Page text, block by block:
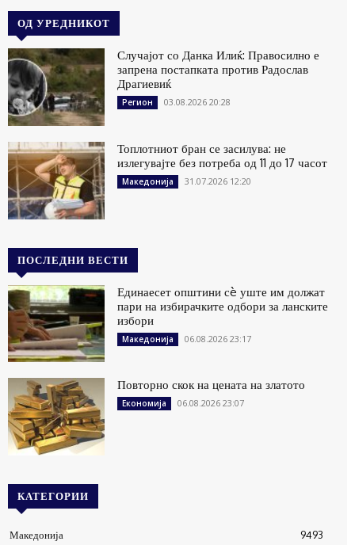
ОД УРЕДНИКОТ
Случајот со Данка Илиќ: Правосилно е
запрена постапката против Радослав
Драгиевиќ
Регион 03.08.2026 20:28
Топлотниот бран се засилува: не
излегувајте без потреба од 11 до 17 часот
Македонија 31.07.2026 12:20
ПОСЛЕДНИ ВЕСТИ
Единаесет општини сè уште им должат
пари на избирачките одбори за ланските
избори
Македонија 06.08.2026 23:17
Повторно скок на цената на златото
Економија 06.08.2026 23:07
КАТЕГОРИИ
Македонија 9493